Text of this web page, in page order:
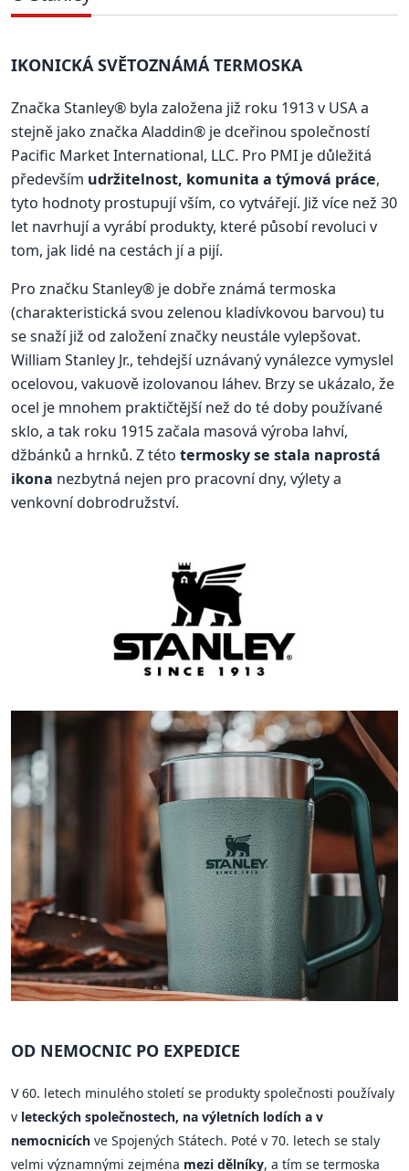
IKONICKÁ SVĚTOZNÁMÁ TERMOSKA
Značka Stanley® byla založena již roku 1913 v USA a
stejně jako značka Aladdin® je dceřinou společností
Pacific Market International, LLC. Pro PMI je důležitá
především udržitelnost, komunita a týmová práce,
tyto hodnoty prostupují vším, co vytvářejí. Již více než 30
let navrhují a vyrábí produkty, které působí revoluci v
tom, jak lidé na cestách jí a pijí.
Pro značku Stanley® je dobře známá termoska
(charakteristická svou zelenou kladívkovou barvou) tu
se snaží již od založení značky neustále vylepšovat.
William Stanley Jr., tehdejší uznávaný vynálezce vymyslel
ocelovou, vakuově izolovanou láhev. Brzy se ukázalo, že
ocel je mnohem praktičtější než do té doby používané
sklo, a tak roku 1915 začala masová výroba lahví,
džbánků a hrnků. Z této termosky se stala naprostá
ikona nezbytná nejen pro pracovní dny, výlety a
venkovní dobrodružství.
OD NEMOCNIC PO EXPEDICE
V 60. letech minulého století se produkty společnosti používaly
v leteckých společnostech, na výletních lodích a v
nemocnicích ve Spojených Státech. Poté v 70. letech se staly
velmi významnými zejména mezi dělníky, a tím se termoska